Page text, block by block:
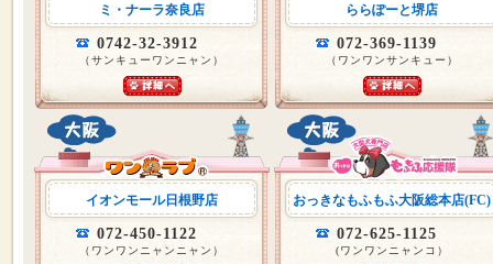
ミ・ナーラ奈良店
0742-32-3912
（サンキューワンニャン）
ららぽーと堺店
072-369-1139
（ワンワンサンキュー）
イオンモール日根野店
072-450-1122
（ワンワンニャンニャン）
おっきなもふもふ大阪総本店(FC)
072-625-1125
(ワンワンニャンコ）